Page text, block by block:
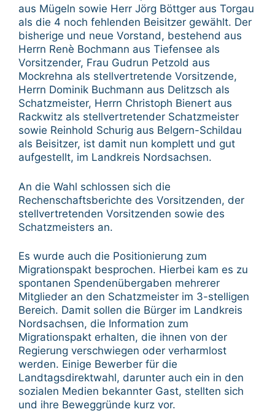
aus Mügeln sowie Herr Jörg Böttger aus Torgau
als die 4 noch fehlenden Beisitzer gewählt. Der
bisherige und neue Vorstand, bestehend aus
Herrn Renè Bochmann aus Tiefensee als
Vorsitzender, Frau Gudrun Petzold aus
Mockrehna als stellvertretende Vorsitzende,
Herrn Dominik Buchmann aus Delitzsch als
Schatzmeister, Herrn Christoph Bienert aus
Rackwitz als stellvertretender Schatzmeister
sowie Reinhold Schurig aus Belgern-Schildau
als Beisitzer, ist damit nun komplett und gut
aufgestellt, im Landkreis Nordsachsen.
An die Wahl schlossen sich die
Rechenschaftsberichte des Vorsitzenden, der
stellvertretenden Vorsitzenden sowie des
Schatzmeisters an.
Es wurde auch die Positionierung zum
Migrationspakt besprochen. Hierbei kam es zu
spontanen Spendenübergaben mehrerer
Mitglieder an den Schatzmeister im 3-stelligen
Bereich. Damit sollen die Bürger im Landkreis
Nordsachsen, die Information zum
Migrationspakt erhalten, die ihnen von der
Regierung verschwiegen oder verharmlost
werden. Einige Bewerber für die
Landtagsdirektwahl, darunter auch ein in den
sozialen Medien bekannter Gast, stellten sich
und ihre Beweggründe kurz vor.